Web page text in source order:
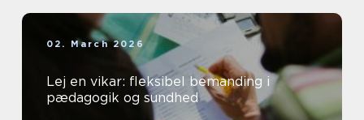
02. March 2026
Lej en vikar: fleksibel bemanding i
pædagogik og sundhed